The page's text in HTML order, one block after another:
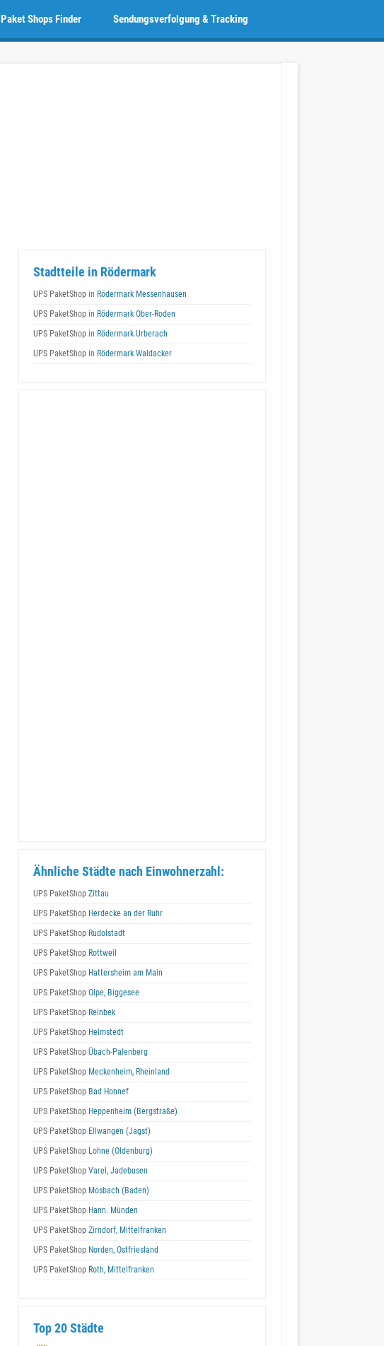
Sendungsverfolgung & Tracking
Paket Shops Finder
Stadtteile in Rödermark
UPS PaketShop in Rödermark Messenhausen
UPS PaketShop in Rödermark Ober-Roden
UPS PaketShop in Rödermark Urberach
UPS PaketShop in Rödermark Waldacker
Ähnliche Städte nach Einwohnerzahl:
UPS PaketShop Zittau
UPS PaketShop Herdecke an der Ruhr
UPS PaketShop Rudolstadt
UPS PaketShop Rottweil
UPS PaketShop Hattersheim am Main
UPS PaketShop Olpe, Biggesee
UPS PaketShop Reinbek
UPS PaketShop Helmstedt
UPS PaketShop Übach-Palenberg
UPS PaketShop Meckenheim, Rheinland
UPS PaketShop Bad Honnef
UPS PaketShop Heppenheim (Bergstraße)
UPS PaketShop Ellwangen (Jagst)
UPS PaketShop Lohne (Oldenburg)
UPS PaketShop Varel, Jadebusen
UPS PaketShop Mosbach (Baden)
UPS PaketShop Hann. Münden
UPS PaketShop Zirndorf, Mittelfranken
UPS PaketShop Norden, Ostfriesland
UPS PaketShop Roth, Mittelfranken
Top 20 Städte